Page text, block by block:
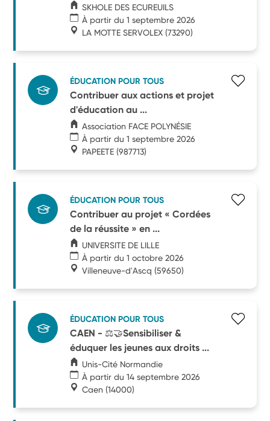
SKHOLE DES ECUREUILS
À partir du 1 septembre 2026
LA MOTTE SERVOLEX (73290)
ÉDUCATION POUR TOUS
Contribuer aux actions et projet
d'éducation au ...
Association FACE POLYNÉSIE
À partir du 1 septembre 2026
PAPEETE (987713)
ÉDUCATION POUR TOUS
Contribuer au projet « Cordées
de la réussite » en ...
UNIVERSITE DE LILLE
À partir du 1 octobre 2026
Villeneuve-d'Ascq (59650)
ÉDUCATION POUR TOUS
CAEN - ⚖🤝Sensibiliser &
éduquer les jeunes aux droits ...
Unis-Cité Normandie
À partir du 14 septembre 2026
Caen (14000)